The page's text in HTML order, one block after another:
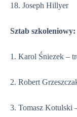
18. Joseph Hillyer
Sztab szkoleniowy:
1. Karol Śniezek –
2. Robert
3. Tomasz Kotulski